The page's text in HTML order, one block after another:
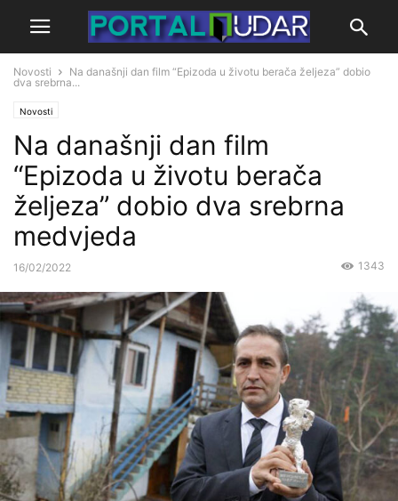
Novosti
Na današnji dan film “Epizoda u životu berača željeza” dobio
dva srebrna...
Novosti
Na današnji dan film
“Epizoda u životu berača
željeza” dobio dva srebrna
medvjeda
16/02/2022 1343